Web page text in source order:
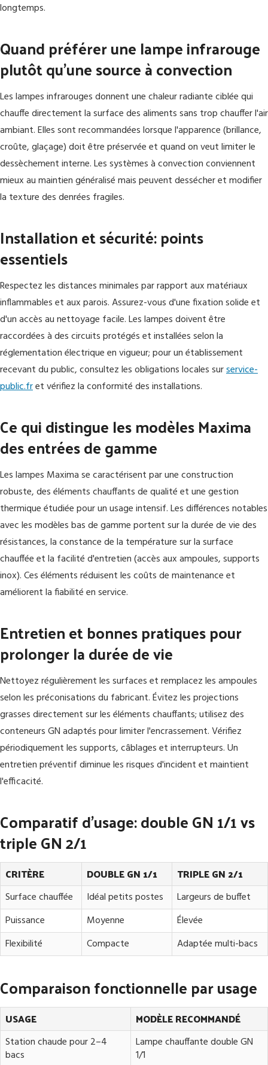
longtemps.
Quand préférer une lampe infrarouge
plutôt qu'une source à convection
Les lampes infrarouges donnent une chaleur radiante ciblée qui
chauffe directement la surface des aliments sans trop chauffer l'air
ambiant. Elles sont recommandées lorsque l'apparence (brillance,
croûte, glaçage) doit être préservée et quand on veut limiter le
dessèchement interne. Les systèmes à convection conviennent
mieux au maintien généralisé mais peuvent dessécher et modifier
la texture des denrées fragiles.
Installation et sécurité: points
essentiels
Respectez les distances minimales par rapport aux matériaux
inflammables et aux parois. Assurez-vous d'une fixation solide et
d'un accès au nettoyage facile. Les lampes doivent être
raccordées à des circuits protégés et installées selon la
réglementation électrique en vigueur; pour un établissement
recevant du public, consultez les obligations locales surservice-
public.fret vérifiez la conformité des installations.
Ce qui distingue les modèles Maxima
des entrées de gamme
Les lampes Maxima se caractérisent par une construction
robuste, des éléments chauffants de qualité et une gestion
thermique étudiée pour un usage intensif. Les différences notables
avec les modèles bas de gamme portent sur la durée de vie des
résistances, la constance de la température sur la surface
chauffée et la facilité d'entretien (accès aux ampoules, supports
inox). Ces éléments réduisent les coûts de maintenance et
améliorent la fiabilité en service.
Entretien et bonnes pratiques pour
prolonger la durée de vie
Nettoyez régulièrement les surfaces et remplacez les ampoules
selon les préconisations du fabricant. Évitez les projections
grasses directement sur les éléments chauffants; utilisez des
conteneurs GN adaptés pour limiter l'encrassement. Vérifiez
périodiquement les supports, câblages et interrupteurs. Un
entretien préventif diminue les risques d'incident et maintient
l'efficacité.
Comparatif d'usage: double GN 1/1 vs
triple GN 2/1
CRITÈRE DOUBLE GN 1/1 TRIPLE GN 2/1
Surface chauffée Idéal petits postes
Largeurs de buffet
Puissance
Moyenne
Élevée
Flexibilité
Compacte Adaptée multi-bacs
Comparaison fonctionnelle par usage
USAGE MODÈLE RECOMMANDÉ
Station chaude pour 2–4
bacs
Lampe chauffante double GN
1/1